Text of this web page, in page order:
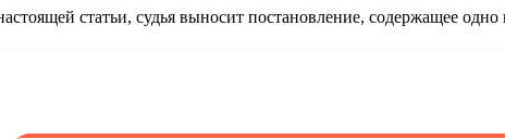
статьи, судья выносит постановление, содержащее